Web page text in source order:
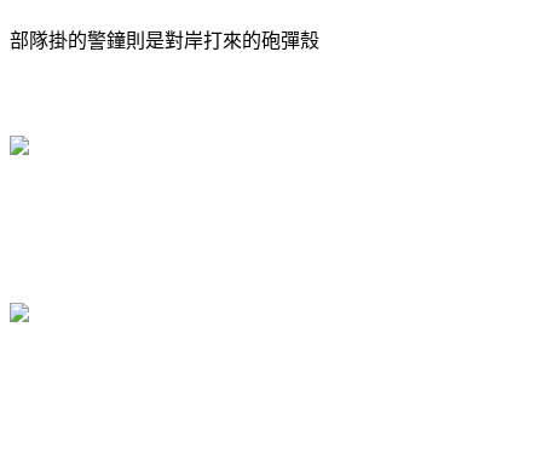
部隊掛的警鐘則是對岸打來的砲彈殼